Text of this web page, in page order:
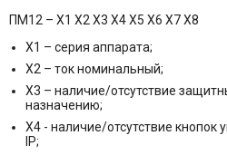
ПМ12 – Х1 Х2 Х3 Х4 Х5 Х6 Х7 Х8
Х1 – серия аппарата;
Х2 – ток номинальный;
Х3 – наличие/отсутствие
назначению;
Х4 - наличие/отсутствие кнопок
IP;